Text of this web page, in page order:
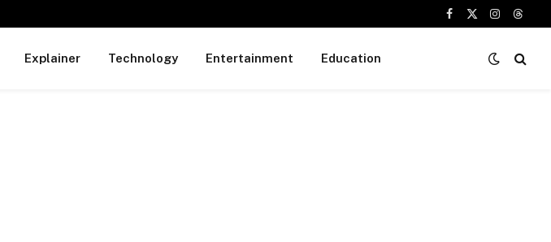
Facebook
X
Instagram
Explainer Technology Entertainment Education